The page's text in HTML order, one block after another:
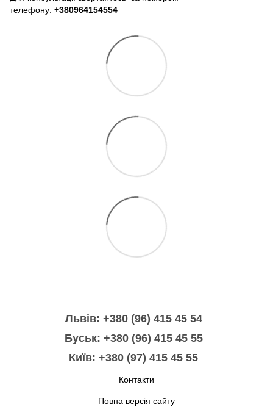
телефону: +380964154554
Львів: +380 (96) 415 45 54
Буськ: +380 (96) 415 45 55
Київ: +380 (97) 415 45 55
Контакти
Повна версія сайту